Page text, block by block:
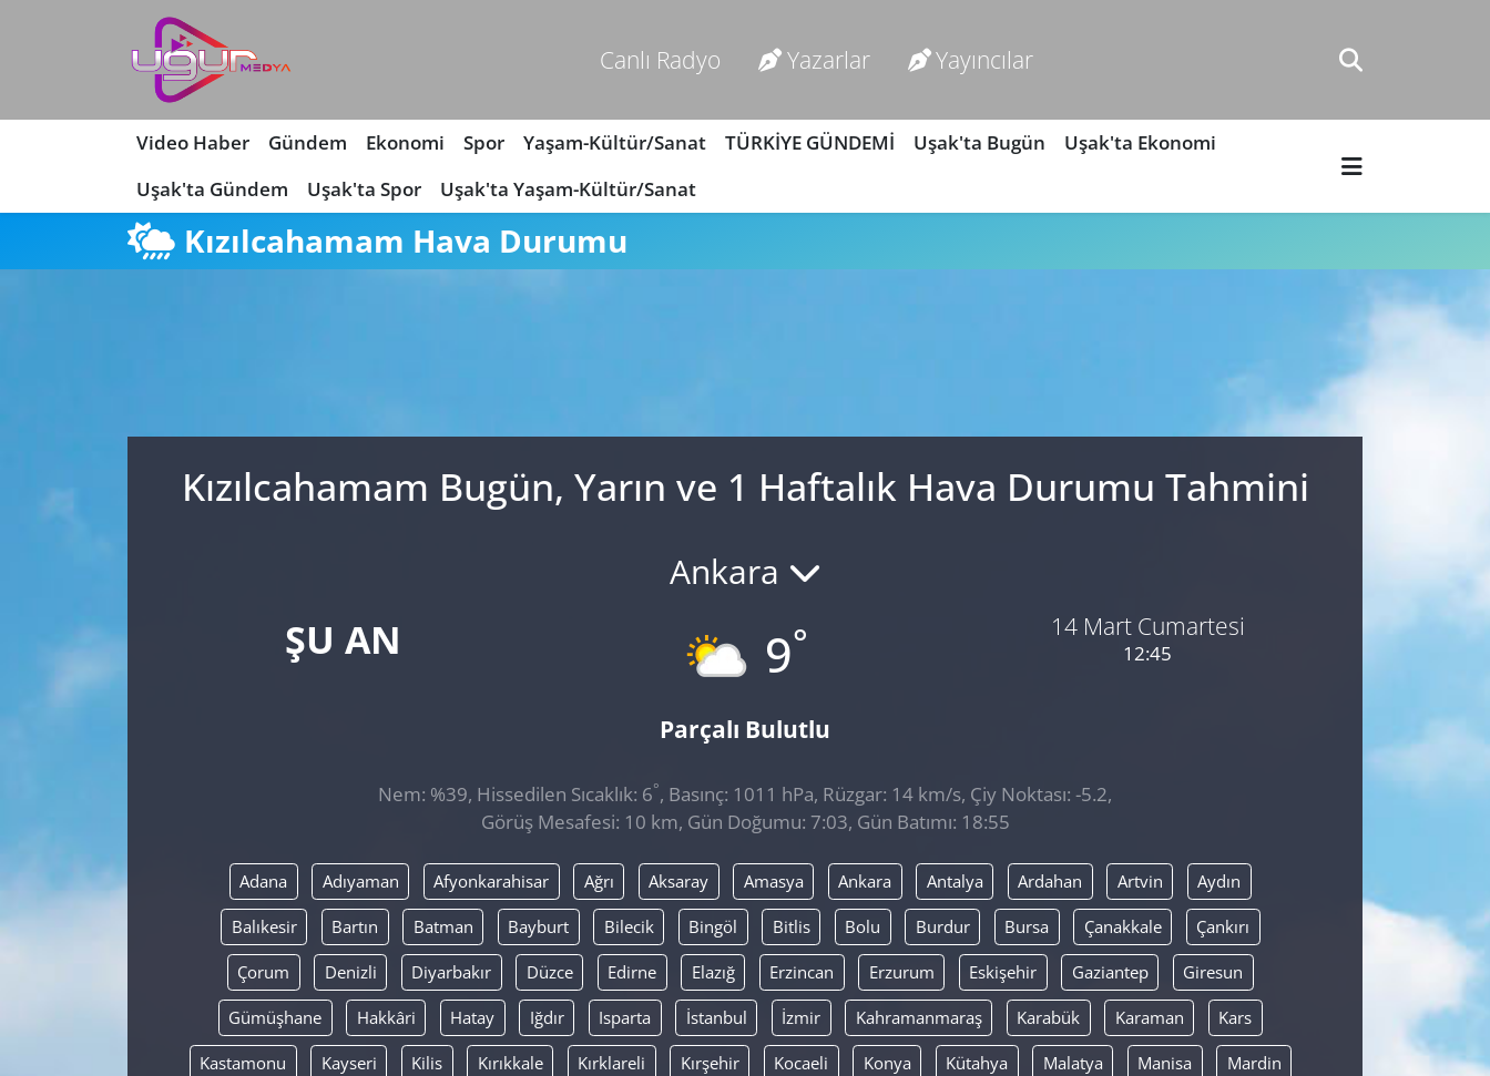
Canlı Radyo Yazarlar Yayıncılar
Video Haber Gündem Ekonomi Spor Yaşam-Kültür/Sanat TÜRKİYE GÜNDEMİ Uşak'ta Bugün
Uşak'ta Ekonomi
Uşak'ta Gündem
Uşak'ta Spor Uşak'ta Yaşam-Kültür/Sanat
Kızılcahamam Hava Durumu
Kızılcahamam Bugün, Yarın ve 1 Haftalık Hava Durumu Tahmini
ŞU AN
Ankara
9°
Parçalı Bulutlu
14 Mart Cumartesi
12:45
Nem: %39, Hissedilen Sıcaklık: 6°, Basınç: 1011 hPa, Rüzgar: 14 km/s, Çiy Noktası: -5.2,
Görüş Mesafesi: 10 km, Gün Doğumu: 7:03, Gün Batımı: 18:55
Adana Adıyaman Afyonkarahisar Ağrı Aksaray Amasya Ankara Antalya Ardahan Artvin Aydın
Balıkesir Bartın Batman Bayburt Bilecik Bingöl Bitlis Bolu Burdur Bursa Çanakkale Çankırı
Çorum Denizli Diyarbakır Düzce Edirne Elazığ Erzincan Erzurum Eskişehir Gaziantep Giresun
Gümüşhane Hakkâri Hatay Iğdır Isparta İstanbul İzmir Kahramanmaraş Karabük Karaman Kars
Kastamonu Kayseri Kilis Kırıkkale Kırklareli Kırşehir Kocaeli Konya Kütahya Malatya Manisa Mardin
Nöbetçi Eczaneler
Hava Durumu
Namaz Vakitleri
Trafik Durumu